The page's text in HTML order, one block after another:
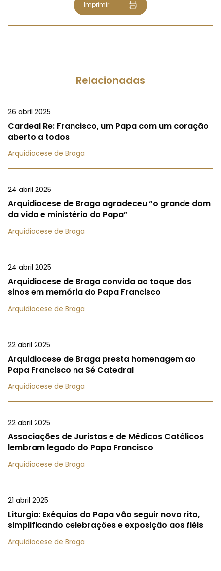
Imprimir
Relacionadas
26 abril 2025
Cardeal Re: Francisco, um Papa com um coração
aberto a todos
Arquidiocese de Braga
24 abril 2025
Arquidiocese de Braga agradeceu “o grande dom
da vida e ministério do Papa”
Arquidiocese de Braga
24 abril 2025
Arquidiocese de Braga convida ao toque dos
sinos em memória do Papa Francisco
Arquidiocese de Braga
22 abril 2025
Arquidiocese de Braga presta homenagem ao
Papa Francisco na Sé Catedral
Arquidiocese de Braga
22 abril 2025
Associações de Juristas e de Médicos Católicos
lembram legado do Papa Francisco
Arquidiocese de Braga
21 abril 2025
Liturgia: Exéquias do Papa vão seguir novo rito,
simplificando celebrações e exposição aos fiéis
Arquidiocese de Braga